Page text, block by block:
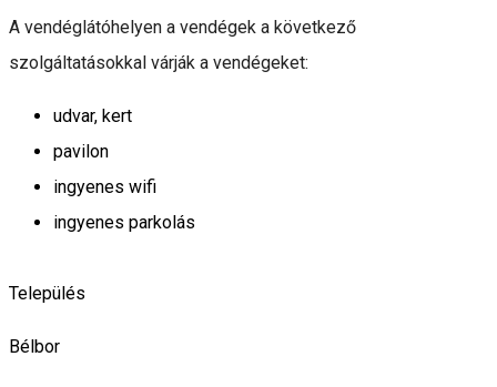
A vendéglátóhelyen a vendégek a következő
szolgáltatásokkal várják a vendégeket:
udvar, kert
pavilon
ingyenes wifi
ingyenes parkolás
Település
Bélbor